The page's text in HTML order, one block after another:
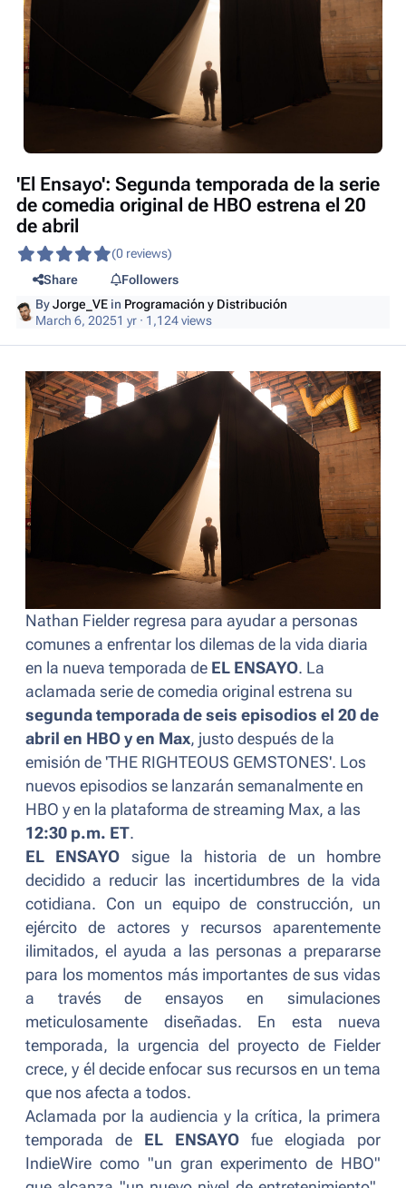
'El Ensayo': Segunda temporada de la serie
de comedia original de HBO estrena el 20
de abril
(0 reviews)
Share
Followers
ByJorge_VE in Programación y Distribución
March 6, 20251 yr · 1,124 views
Nathan Fielder regresa para ayudar a personas
comunes a enfrentar los dilemas de la vida diaria
en la nueva temporada de EL ENSAYO. La
aclamada serie de comedia original estrena su
segunda temporada de seis episodios el 20 de
abril en HBO y en Max, justo después de la
emisión de 'THE RIGHTEOUS GEMSTONES'. Los
nuevos episodios se lanzarán semanalmente en
HBO y en la plataforma de streaming Max, a las
12:30 p.m. ET.
EL ENSAYO sigue la historia de un hombre
decidido a reducir las incertidumbres de la vida
cotidiana. Con un equipo de construcción, un
ejército de actores y recursos aparentemente
ilimitados, el ayuda a las personas a prepararse
para los momentos más importantes de sus vidas
a través de ensayos en simulaciones
meticulosamente diseñadas. En esta nueva
temporada, la urgencia del proyecto de Fielder
crece, y él decide enfocar sus recursos en un tema
que nos afecta a todos.
Aclamada por la audiencia y la crítica, la primera
temporada de EL ENSAYO fue elogiada por
IndieWire como "un gran experimento de HBO"